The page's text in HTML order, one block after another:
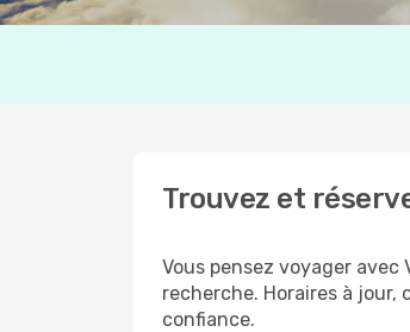
Trouvez et
Vous pensez voyager avec
recherche. Horaires à
confiance.